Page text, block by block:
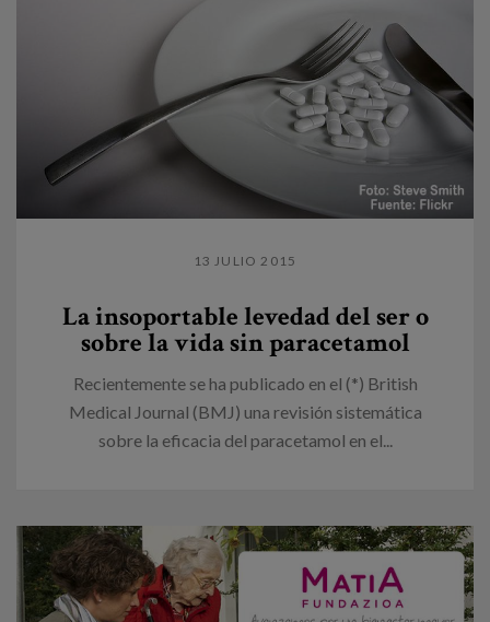
13 JULIO 2015
La insoportable levedad del ser o
sobre la vida sin paracetamol
Recientemente se ha publicado en el (*) British
Medical Journal (BMJ) una revisión sistemática
sobre la eficacia del paracetamol en el...